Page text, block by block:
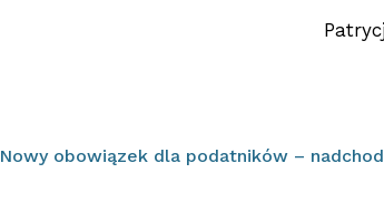
Nowy obowiązek dla podatników –